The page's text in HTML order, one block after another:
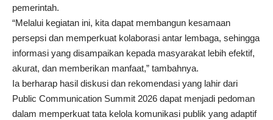
pemerintah.
“Melalui kegiatan ini, kita dapat membangun kesamaan
persepsi dan memperkuat kolaborasi antar lembaga, sehingga
informasi yang disampaikan kepada masyarakat lebih efektif,
akurat, dan memberikan manfaat,” tambahnya.
Ia berharap hasil diskusi dan rekomendasi yang lahir dari
Public Communication Summit 2026 dapat menjadi pedoman
dalam memperkuat tata kelola komunikasi publik yang adaptif